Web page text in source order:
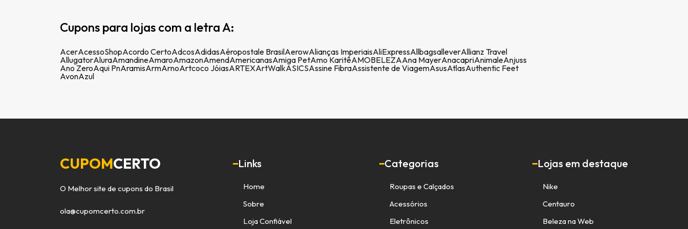
Cupons para lojas com a letra A:
AcerAcessoShopAcordo CertoAdcosAdidasAéropostale BrasilAerowAlianças ImperiaisAliExpressAllbagsalleverAllianz Travel
AllugatorAluraAmandineAmaroAmazonAmendAmericanasAmiga PetAmo KaritêAMOBELEZAAna MayerAnacapriAnimaleAnjuss
Ano ZeroAqui PnAramisArmArnoArtcoco JóiasARTEXArtWalkASICSAssine FibraAssistente de ViagemAsusAtlasAuthentic Feet
AvonAzul
CUPOMCERTO
O Melhor site de cupons do Brasil
ola@cupomcerto.com.br
Links
Home
Sobre
Loja Confiável
Categorias
Roupas e Calçados
Acessórios
Eletrônicos
Lojas em destaque
Nike
Centauro
Beleza na Web